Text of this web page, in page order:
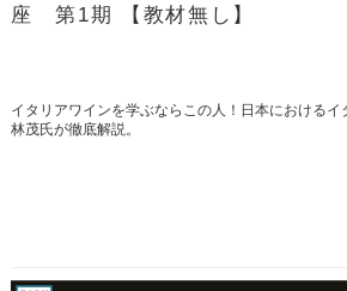
座 第1期 【教材無し】
イタリアワインを学ぶならこの人！日本におけるイ
林茂氏が徹底解説。